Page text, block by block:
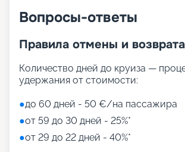
Вопросы-ответы
Правила отмены и возврата
Количество дней до круиза —
удержания от стоимости:
●до 60 дней - 50 €/на пассажира
●от 59 до 30 дней - 25%*
●от 29 до 22 дней - 40%*